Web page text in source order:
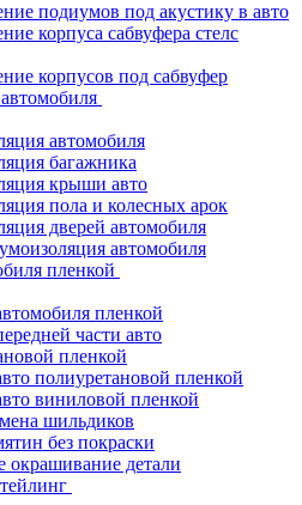
подиумов под акустику в авто
корпуса сабвуфера стелс
корпусов под сабвуфер
автомобиля
багажника
крыши авто
пола и колесных арок
дверей автомобиля
автомобиля
пленкой
пленкой
части авто
пленкой
полиуретановой пленкой
виниловой пленкой
шильдиков
без покраски
окрашивание детали